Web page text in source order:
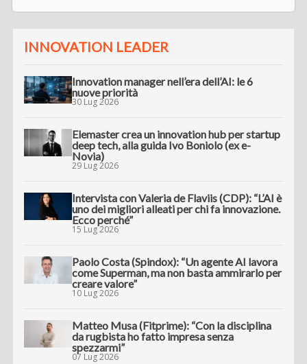
INNOVATION LEADER
Innovation manager nell’era dell’AI: le 6
nuove priorità
30 Lug 2026
Elemaster crea un innovation hub per startup
deep tech, alla guida Ivo Boniolo (ex e-
Novia)
29 Lug 2026
Intervista con Valeria de Flaviis (CDP): “L’AI è
uno dei migliori alleati per chi fa innovazione.
Ecco perché”
15 Lug 2026
Paolo Costa (Spindox): “Un agente AI lavora
come Superman, ma non basta ammirarlo per
creare valore”
10 Lug 2026
Matteo Musa (Fitprime): “Con la disciplina
da rugbista ho fatto impresa senza
spezzarmi”
07 Lug 2026